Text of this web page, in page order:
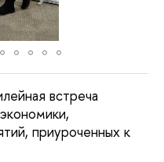
встреча
приуроченных к